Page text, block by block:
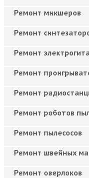
Ремонт микшеров
Ремонт
Ремонт
Ремонт
Ремонт
Ремонт роботов
Ремонт пылесосов
Ремонт швейных
Ремонт оверлоков